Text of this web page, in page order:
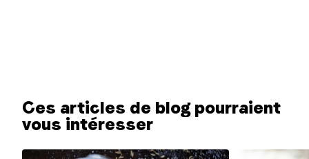
Ces articles de blog pourraient
vous intéresser